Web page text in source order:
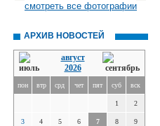
смотреть все фотографии
АРХИВ НОВОСТЕЙ
август
2026
пон втр срд чет пят суб вск
1 2
3 4 5 6 7 8 9